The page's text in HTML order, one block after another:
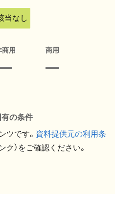
当なし
商用 商用
の条件
ツです。 資料提供元の利用条
ク）をご確認ください。